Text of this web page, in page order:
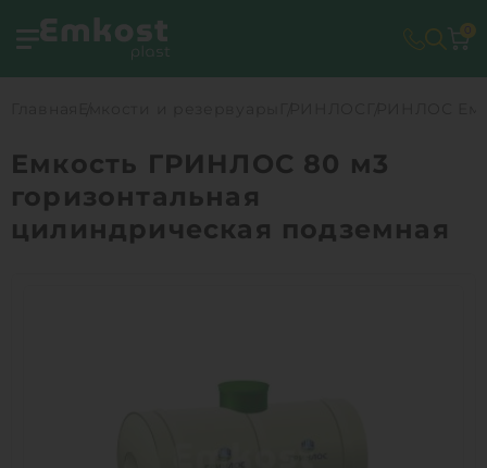
Емкость ГРИНЛОС 80 м3
горизонтальная
цилиндрическая подземная